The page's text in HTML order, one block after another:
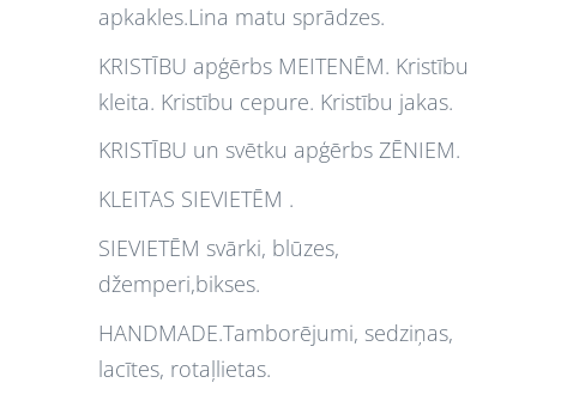
apkakles.Lina matu sprādzes.
KRISTĪBU apģērbs MEITENĒM. Kristību
kleita. Kristību cepure. Kristību jakas.
KRISTĪBU un svētku apģērbs ZĒNIEM.
KLEITAS SIEVIETĒM .
SIEVIETĒM svārki, blūzes,
džemperi,bikses.
HANDMADE.Tamborējumi, sedziņas,
lacītes, rotaļlietas.